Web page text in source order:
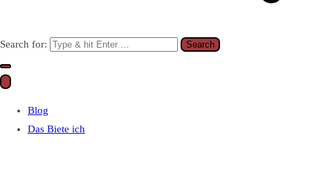
Search for:
Blog
Das Biete ich